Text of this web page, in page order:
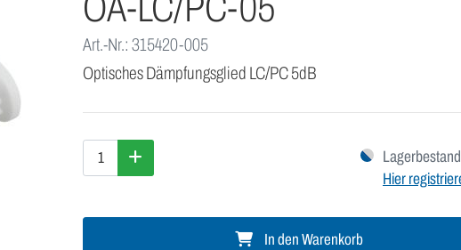
Art.-Nr.: 315420-005
Optisches Dämpfungsglied LC/PC 5dB
Hier
In den Warenkorb